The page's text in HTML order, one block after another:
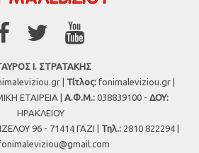
Ι. ΣΤΡΑΤΑΚΗΣ
| Τίτλος:fonimaleviziou.gr |
ΕΤΑΙΡΕΙΑ | Α.Φ.Μ.: 038839100 - ΔΟΥ:
ΗΡΑΚΛΕΙΟΥ
96 - 71414 ΓΑΖΙ | Τηλ.: 2810 822294 |